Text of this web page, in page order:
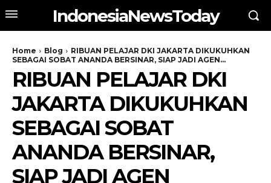
IndonesiaNewsToday
Home Blog
RIBUAN PELAJAR DKI JAKARTA DIKUKUHKAN
SEBAGAI SOBAT ANANDA BERSINAR, SIAP JADI AGEN...
RIBUAN PELAJAR DKI
JAKARTA DIKUKUHKAN
SEBAGAI SOBAT
ANANDA BERSINAR,
SIAP JADI AGEN